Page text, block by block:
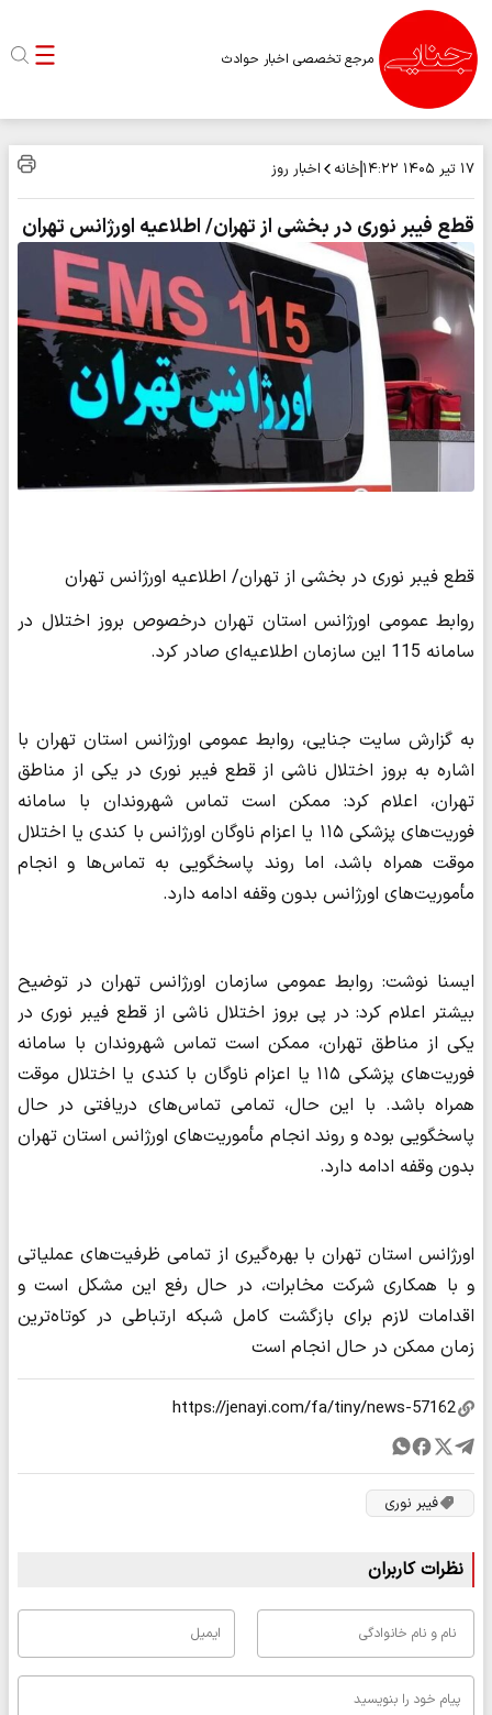
مرجع تخصصی اخبار حوادث
۱۷ تیر ۱۴۰۵ ۱۴:۲۲ خانه اخبار روز
قطع فیبر نوری در بخشی از تهران/ اطلاعیه اورژانس تهران
قطع فیبر نوری در بخشی از تهران/ اطلاعیه اورژانس تهران
روابط عمومی اورژانس استان تهران درخصوص بروز اختلال در
سامانه 115 این سازمان اطلاعیه‌ای صادر کرد.
به گزارش سایت جنایی، روابط عمومی اورژانس استان تهران با
اشاره به بروز اختلال ناشی از قطع فیبر نوری در یکی از مناطق
تهران، اعلام کرد: ممکن است تماس شهروندان با سامانه
فوریت‌های پزشکی ۱۱۵ یا اعزام ناوگان اورژانس با کندی یا اختلال
موقت همراه باشد، اما روند پاسخگویی به تماس‌ها و انجام
مأموریت‌های اورژانس بدون وقفه ادامه دارد.
ایسنا نوشت: روابط عمومی سازمان اورژانس تهران در توضیح
بیشتر اعلام کرد: در پی بروز اختلال ناشی از قطع فیبر نوری در
یکی از مناطق تهران، ممکن است تماس شهروندان با سامانه
فوریت‌های پزشکی ۱۱۵ یا اعزام ناوگان با کندی یا اختلال موقت
همراه باشد. با این حال، تمامی تماس‌های دریافتی در حال
پاسخگویی بوده و روند انجام مأموریت‌های اورژانس استان تهران
بدون وقفه ادامه دارد.
اورژانس استان تهران با بهره‌گیری از تمامی ظرفیت‌های عملیاتی
و با همکاری شرکت مخابرات، در حال رفع این مشکل است و
اقدامات لازم برای بازگشت کامل شبکه ارتباطی در کوتاه‌ترین
زمان ممکن در حال انجام است
فیبر نوری
نظرات کاربران